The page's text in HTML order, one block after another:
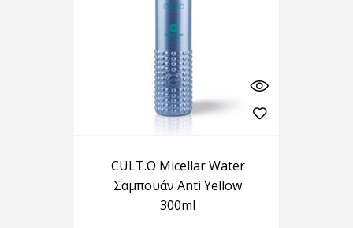
CULT.O Micellar Water
Σαμπουάν Anti Yellow
300ml